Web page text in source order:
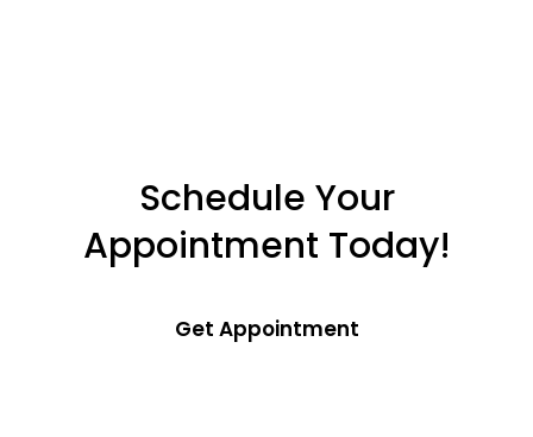
Schedule Your
Appointment Today!
Get Appointment